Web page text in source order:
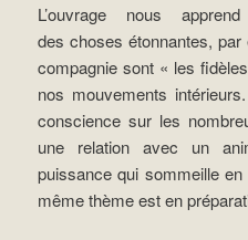
L’ouvrage nous apprend
des choses étonnantes,
compagnie sont « les
nos mouvements
conscience sur les
une relation avec un
puissance qui sommeille
même thème est en